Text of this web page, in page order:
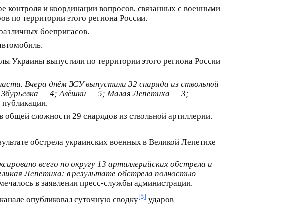
контроля и координации вопросов, связанных с военными
по территории этого региона России.
боеприпасов.
Украины выпустили по территории этого региона России
Вчера днём ВСУ выпустили 32 снаряда из ствольной
Збурьевка — 4; Алёшки — 5; Малая Лепетиха — 3;
сложности 29 снарядов из ствольной артиллерии.
обстрела украинских военных в Великой Лепетихе
всего по округу 13 артиллерийских обстрела и
Лепетиха: в результате обстрела полностью
в заявлении пресс-службы администрации.
опубликовал суточную сводку[8] ударов